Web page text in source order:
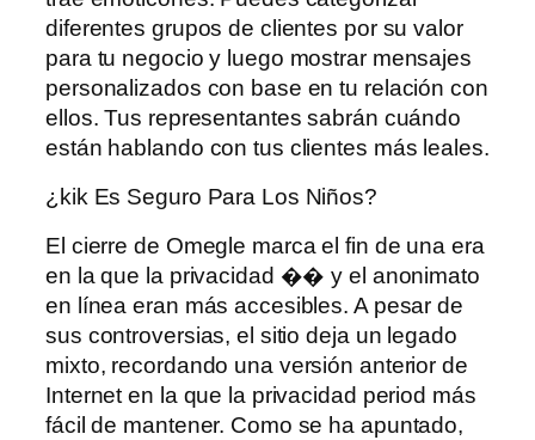
diferentes grupos de clientes por su valor
para tu negocio y luego mostrar mensajes
personalizados con base ​​en tu relación con
ellos. Tus representantes sabrán cuándo
están hablando con tus clientes más leales.
¿kik Es Seguro Para Los Niños?
El cierre de Omegle marca el fin de una era
en la que la privacidad �� y el anonimato
en línea eran más accesibles. A pesar de
sus controversias, el sitio deja un legado
mixto, recordando una versión anterior de
Internet en la que la privacidad period más
fácil de mantener. Como se ha apuntado,